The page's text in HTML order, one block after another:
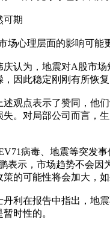
期
心理层面的影响可能
为，地震对A股市场
，因此稳定刚刚有所恢
点表示了赞同，他们
失。对局部公司而言，
病毒、地震等突发事
表示，市场趋势不会
策的可能性将会加大，
在报告中指出，地震
时性的。